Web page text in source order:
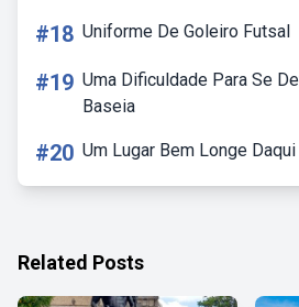
#18 Uniforme De Goleiro Futsal
#19 Uma Dificuldade Para Se
Baseia
#20 Um Lugar Bem Longe
Related Posts